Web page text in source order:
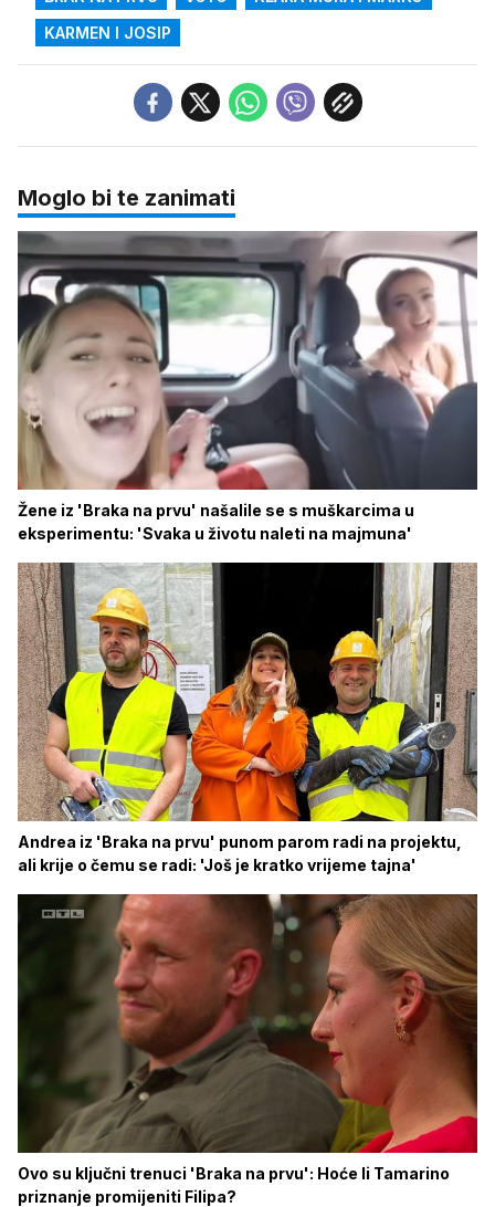
KARMEN I JOSIP
Moglo bi te zanimati
Žene iz 'Braka na prvu' našalile se s muškarcima u
eksperimentu: 'Svaka u životu naleti na majmuna'
Andrea iz 'Braka na prvu' punom parom radi na projektu,
ali krije o čemu se radi: 'Još je kratko vrijeme tajna'
Ovo su ključni trenuci 'Braka na prvu': Hoće li Tamarino
priznanje promijeniti Filipa?